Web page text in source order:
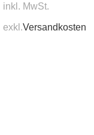
1 Stk.
inkl. MwSt.
exkl.Versandkosten